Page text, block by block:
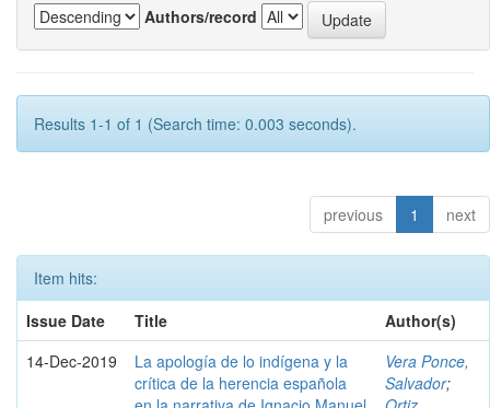
Authors/record
Results 1-1 of 1 (Search time: 0.003 seconds).
previous 1 next
Item hits:
Issue Date
Title
Author(s)
14-Dec-2019
La apología de lo indígena y la
crítica de la herencia española
Vera Ponce,
Salvador;